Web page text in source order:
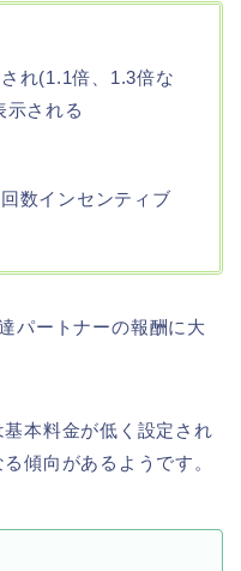
れ(1.1倍、1.3倍な
示される
数インセンティブ
パートナーの報酬に大
本料金が低く設定され
傾向があるようです。